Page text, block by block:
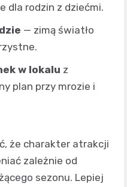
dla rodzin z dziećmi.
— zimą światło
w lokalu z
plan przy mrozie i
że charakter atrakcji
zależnie od
sezonu. Lepiej